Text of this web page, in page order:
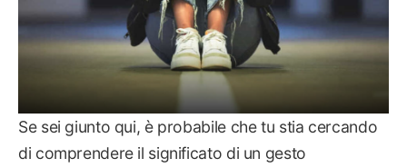
Se sei giunto qui, è probabile che tu stia cercando
di comprendere il significato di un gesto